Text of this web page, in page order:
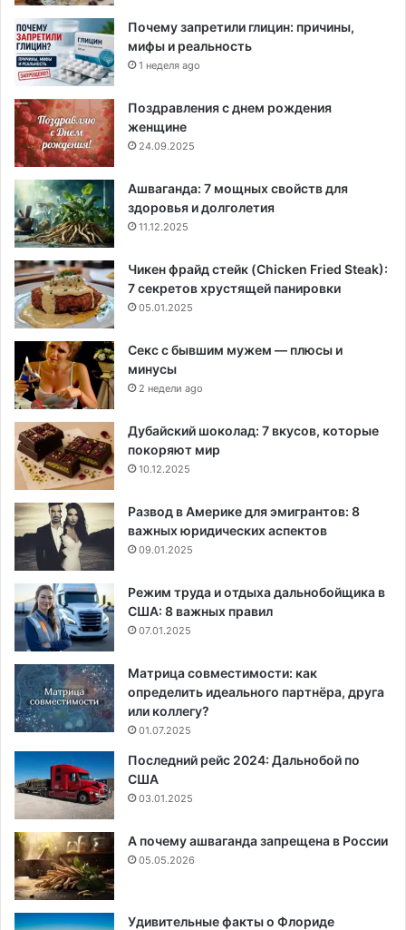
Почему запретили глицин: причины,
мифы и реальность
1 неделя ago
Поздравления с днем рождения
женщине
24.09.2025
Ашваганда: 7 мощных свойств для
здоровья и долголетия
11.12.2025
Чикен фрайд стейк (Chicken Fried Steak):
7 секретов хрустящей панировки
05.01.2025
Секс с бывшим мужем — плюсы и
минусы
2 недели ago
Дубайский шоколад: 7 вкусов, которые
покоряют мир
10.12.2025
Развод в Америке для эмигрантов: 8
важных юридических аспектов
09.01.2025
Режим труда и отдыха дальнобойщика в
США: 8 важных правил
07.01.2025
Матрица совместимости: как
определить идеального партнёра, друга
или коллегу?
01.07.2025
Последний рейс 2024: Дальнобой по
США
03.01.2025
А почему ашваганда запрещена в России
05.05.2026
Удивительные факты о Флориде